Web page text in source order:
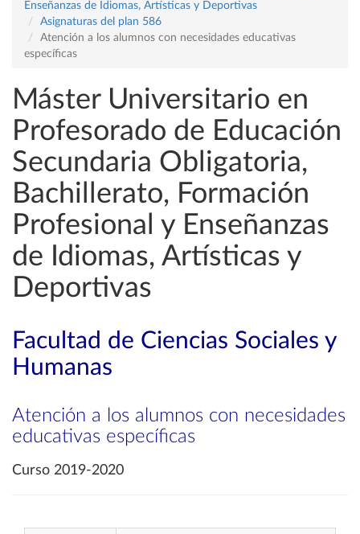
Enseñanzas de Idiomas, Artísticas y Deportivas
Asignaturas del plan 586
Atención a los alumnos con necesidades educativas
específicas
Máster Universitario en
Profesorado de Educación
Secundaria Obligatoria,
Bachillerato, Formación
Profesional y Enseñanzas
de Idiomas, Artísticas y
Deportivas
Facultad de Ciencias Sociales y
Humanas
Atención a los alumnos con necesidades
educativas específicas
Curso 2019-2020